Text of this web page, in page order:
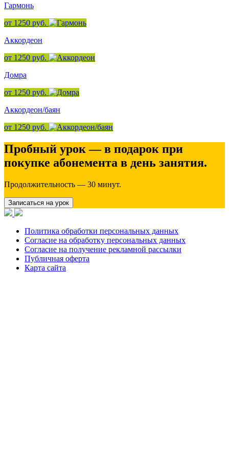
Гармонь
от 1250 руб.
Аккордеон
от 1250 руб.
Домра
от 1250 руб.
Аккордеон/баян
от 1250 руб.
Пробный урок — в подарок при
покупке абонемента в день занятия.
Продолжительность — 30 минут.
Записаться на урок
Политика обработки персональных данных
Согласие на обработку персональных данных
Согласие на получение рекламной рассылки
Публичная оферта
Карта сайта